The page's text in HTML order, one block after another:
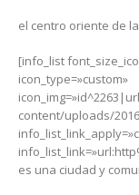
el centro oriente de
[info_list
icon_type=»custom»
content/uploads/
es una ciudad y